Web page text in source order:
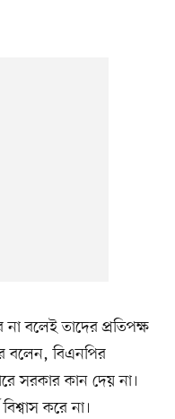
বলেই তাদের প্রতিপক্ষ
বলেন, বিএনপির
সরকার কান দেয় না।
করে না।